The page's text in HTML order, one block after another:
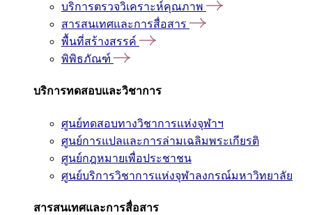
บริการตรวจวิเคราะห์คุณภาพ
สารสนเทศและการสื่อสาร
พื้นที่สร้างสรรค์
พิพิธภัณฑ์
บริการทดสอบและวิชาการ
ศูนย์ทดสอบทางวิชาการแห่งจุฬาฯ
ศูนย์การแปลและการล่ามเฉลิมพระเกียรติ
ศูนย์กฎหมายเพื่อประชาชน
ศูนย์บริการวิชาการแห่งจุฬาลงกรณ์มหาวิทยาลัย
สารสนเทศและการสื่อสาร